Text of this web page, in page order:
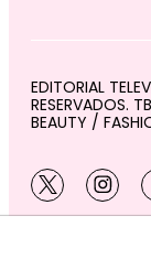
EDITORIAL
RESERVADOS.
BEAUTY /
twitter